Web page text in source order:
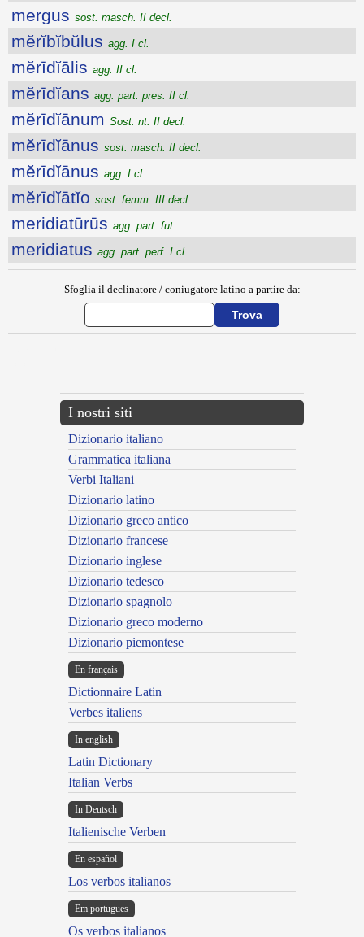
mergus sost. masch. II decl.
mĕrĭbĭbŭlus agg. I cl.
mĕrīdĭālis agg. II cl.
mĕrīdĭans agg. part. pres. II cl.
mĕrīdĭānum Sost. nt. II decl.
mĕrīdĭānus sost. masch. II decl.
mĕrīdĭānus agg. I cl.
mĕrīdĭātĭo sost. femm. III decl.
meridiatūrūs agg. part. fut.
meridiatus agg. part. perf. I cl.
Sfoglia il declinatore / coniugatore latino a partire da:
I nostri siti
Dizionario italiano
Grammatica italiana
Verbi Italiani
Dizionario latino
Dizionario greco antico
Dizionario francese
Dizionario inglese
Dizionario tedesco
Dizionario spagnolo
Dizionario greco moderno
Dizionario piemontese
En français
Dictionnaire Latin
Verbes italiens
In english
Latin Dictionary
Italian Verbs
In Deutsch
Italienische Verben
En español
Los verbos italianos
Em portugues
Os verbos italianos